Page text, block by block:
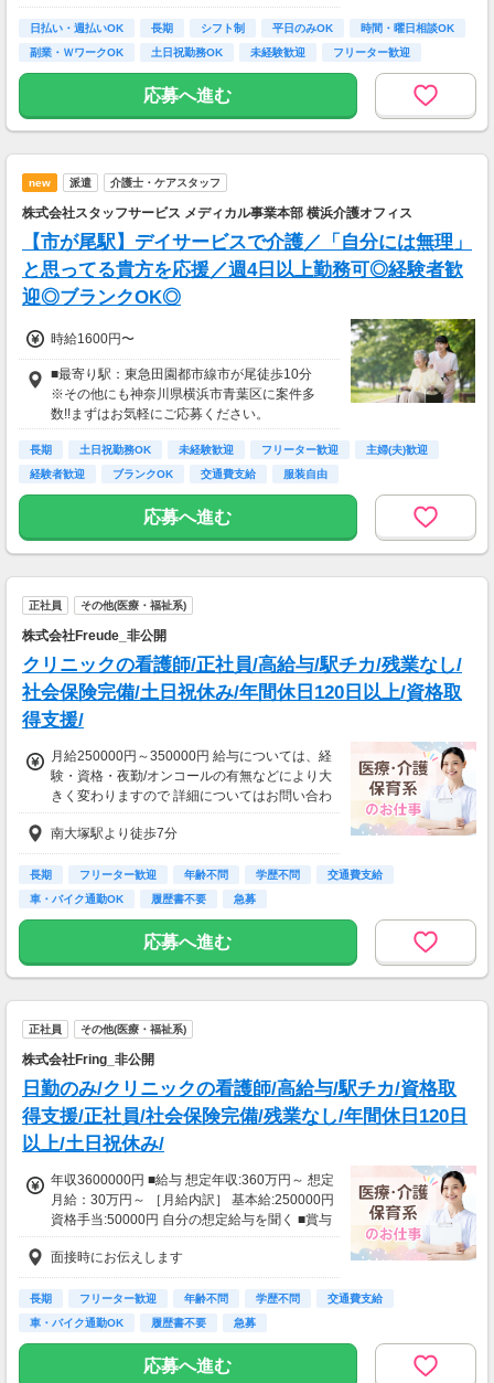
ビル10階
横浜駅（横浜市営地下鉄ブルーライン）-3分
横浜駅（相鉄本線）-3分
エリア内で案件多数！あなたに合った案件をご
■エリア内の駅一覧
たまプラーザ駅,あざみ野駅,江田駅,市が尾駅,藤
日払い・週払いOK 長期 シフト制 平日のみOK
時間・曜日相談OK
副業・ＷワークOK
土日祝勤務OK 未経験歓迎 フリーター歓迎
応募へ進む
new 派遣 介護士・ケアスタッフ
株式会社スタッフサービス メディカル事業本部 横浜介護オフィス
【市が尾駅】デイサービスで介護／「自分には無理」
と思ってる貴方を応援／週4日以上勤務可◎経験者歓
迎◎ブランクOK◎
時給1600円〜
■最寄り駅：東急田園都市線市が尾徒歩10分
※その他にも神奈川県横浜市青葉区に案件多
数!!まずはお気軽にご応募ください。
長期 土日祝勤務OK 未経験歓迎 フリーター歓迎
主婦(夫)歓迎
経験者歓迎
ブランクOK 交通費支給 服装自由
応募へ進む
正社員 その他(医療・福祉系)
株式会社Freude_非公開
クリニックの看護師/正社員/高給与/駅チカ/残業なし/
社会保険完備/土日祝休み/年間休日120日以上/資格取
得支援/
月給250000円～350000円 給与については、経
験・資格・夜勤/オンコールの有無などにより大
きく変わりますので 詳細についてはお問い合わ
せください
南大塚駅より徒歩7分
長期 フリーター歓迎 年齢不問 学歴不問
交通費支給
車・バイク通勤OK
履歴書不要 急募
応募へ進む
正社員 その他(医療・福祉系)
株式会社Fring_非公開
日勤のみ/クリニックの看護師/高給与/駅チカ/資格取
得支援/正社員/社会保険完備/残業なし/年間休日120日
以上/土日祝休み/
年収3600000円 ■給与 想定年収:360万円～ 想定
月給：30万円～ ［月給内訳］ 基本給:250000円
資格手当:50000円 自分の想定給与を聞く ■賞与
ご登録後、お問い合わせください ■昇給 有り 業
績による
面接時にお伝えします
長期 フリーター歓迎 年齢不問 学歴不問
交通費支給
車・バイク通勤OK
履歴書不要 急募
応募へ進む